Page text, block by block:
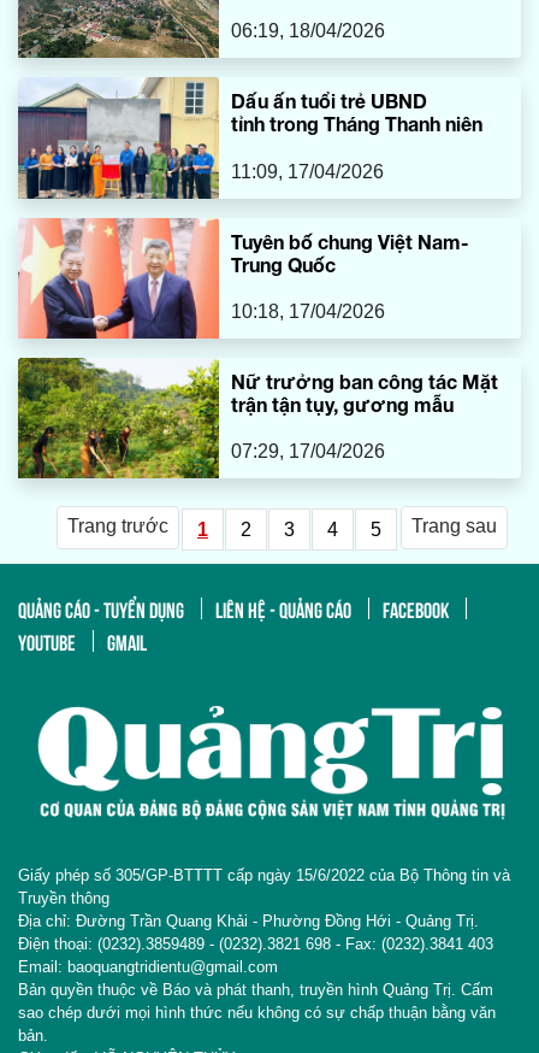
06:19, 18/04/2026
Dấu ấn tuổi trẻ UBND
tỉnh trong Tháng Thanh niên
11:09, 17/04/2026
Tuyên bố chung Việt Nam-
Trung Quốc
10:18, 17/04/2026
Nữ trưởng ban công tác Mặt
trận tận tụy, gương mẫu
07:29, 17/04/2026
Trang trước 1 2 3 4 5 Trang sau
QUẢNG CÁO - TUYỂN DỤNG LIÊN HỆ - QUẢNG CÁO
FACEBOOK
YOUTUBE
GMAIL
Giấy phép số 305/GP-BTTTT cấp ngày 15/6/2022 của Bộ Thông tin và
Truyền thông
Địa chỉ: Đường Trần Quang Khải - Phường Đồng Hới - Quảng Trị.
Điện thoại: (0232).3859489 - (0232).3821 698 - Fax: (0232).3841 403
Email: baoquangtridientu@gmail.com
Bản quyền thuộc về Báo và phát thanh, truyền hình Quảng Trị. Cấm
sao chép dưới mọi hình thức nếu không có sự chấp thuận bằng văn
bản.